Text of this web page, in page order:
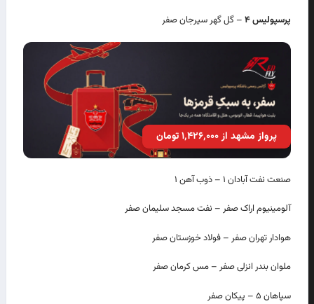
پرسپولیس ۴ – گل گهر سیرجان صفر
پرواز مشهد از ۱٬۴۲۶٬۰۰۰ تومان
صنعت نفت آبادان ۱ – ذوب آهن ۱
آلومینیوم اراک صفر – نفت مسجد سلیمان صفر
هوادار تهران صفر – فولاد خوزستان صفر
ملوان بندر انزلی صفر – مس کرمان صفر
سپاهان ۵ – پیکان صفر